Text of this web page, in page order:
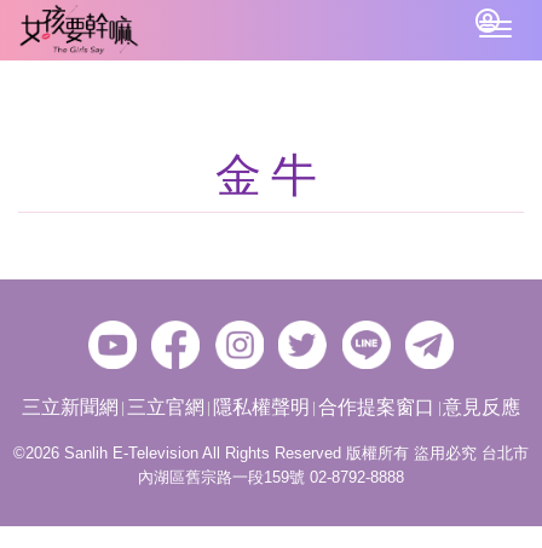
金牛
三立新聞網 三立官網 隱私權聲明 合作提案窗口 意見反應
©2026 Sanlih E-Television All Rights Reserved 版權所有 盜用必究 台北市
內湖區舊宗路一段159號 02-8792-8888